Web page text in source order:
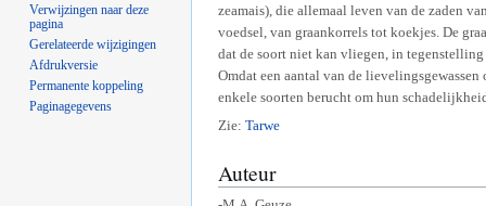
zeamais), die allemaal leven van de zaden
voedsel, van graankorrels tot koekjes. De
dat de soort niet kan vliegen, in
Omdat een aantal van de
enkele soorten berucht om hun
Zie: Tarwe
Auteur
Verwijzingen naar deze
pagina
Gerelateerde wijzigingen
Afdrukversie
Permanente koppeling
Paginagegevens